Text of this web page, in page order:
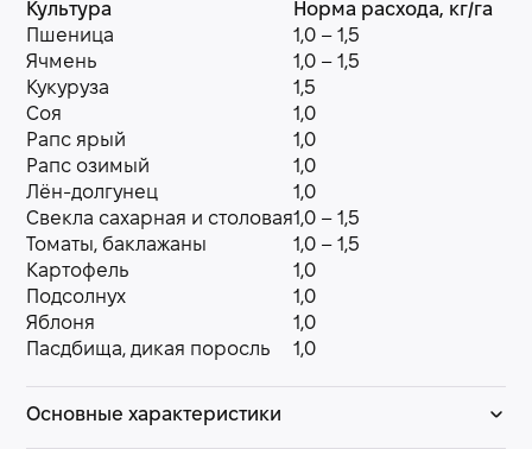
Культура
Норма расхода, кг/га
Пшеница
1,0 – 1,5
Ячмень
1,0 – 1,5
Кукуруза
1,5
Соя
1,0
Рапс ярый
1,0
Рапс озимый
1,0
Лён-долгунец
1,0
Свекла сахарная и столовая1,0 – 1,5
Томаты, баклажаны
1,0 – 1,5
Картофель
1,0
Подсолнух
1,0
Яблоня
1,0
Пасдбища, дикая поросль
1,0
Основные характеристики